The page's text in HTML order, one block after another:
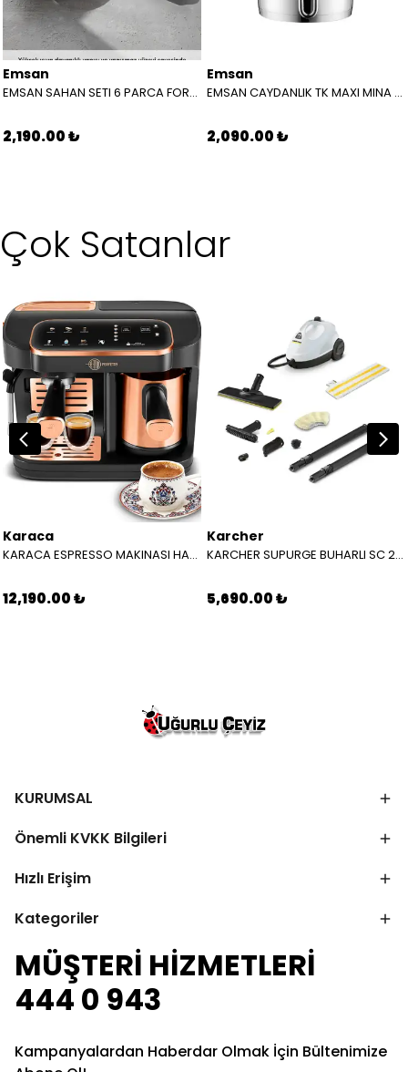
Emsan
EMSAN SAHAN SETI 6 PARCA FORTIS GRANIT GRI 8699343605502
2,190.00 ₺
Emsan
EMSAN CAYDANLIK TK MAXI MINA SIYAH
2,090.00 ₺
Çok Satanlar
Karaca
KARACA ESPRESSO MAKINASI HATIR PERFETTO ESPRESSO T.K.M. COPPER 8683650465904
12,190.00 ₺
Karcher
KARCHER SUPURGE BUHARLI SC 2 EASYFIX EU BEYAZ 15126000
5,690.00 ₺
KURUMSAL
Önemli KVKK Bilgileri
Hızlı Erişim
Kategoriler
MÜŞTERİ HİZMETLERİ
444 0 943
Kampanyalardan Haberdar Olmak İçin Bültenimize